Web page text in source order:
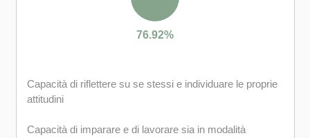
76.92%
Capacità di riflettere su se stessi e individuare le proprie
attitudini
Capacità di imparare e di lavorare sia in modalità